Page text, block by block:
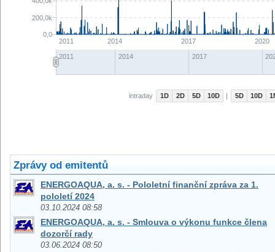
Zprávy od emitentů
ENERGOAQUA, a. s. - Pololetní finanční zpráva za 1.
pololetí 2024
03.10.2024 08:58
ENERGOAQUA, a. s. - Smlouva o výkonu funkce člena
dozorčí rady
03.06.2024 08:50